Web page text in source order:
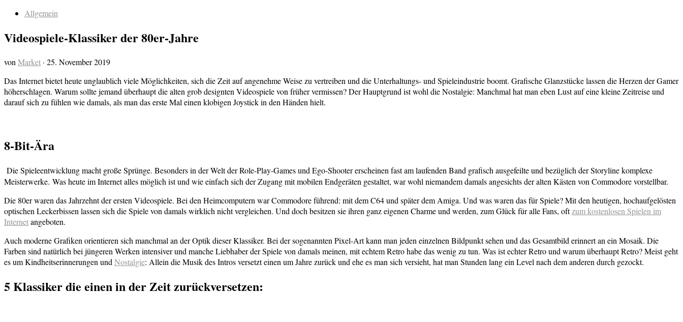
Allgemein
Videospiele-Klassiker der 80er-Jahre
von Market · 25. November 2019
Das Internet bietet heute unglaublich viele Möglichkeiten, sich die Zeit auf angenehme Weise zu vertreiben und die Unterhaltungs- und Spieleindustrie boomt. Grafische Glanzstücke lassen die Herzen der Gamer
höherschlagen. Warum sollte jemand überhaupt die alten grob designten Videospiele von früher vermissen? Der Hauptgrund ist wohl die Nostalgie: Manchmal hat man eben Lust auf eine kleine Zeitreise und
darauf sich zu fühlen wie damals, als man das erste Mal einen klobigen Joystick in den Händen hielt.
8-Bit-Ära
Die Spieleentwicklung macht große Sprünge. Besonders in der Welt der Role-Play-Games und Ego-Shooter erscheinen fast am laufenden Band grafisch ausgefeilte und bezüglich der Storyline komplexe
Meisterwerke. Was heute im Internet alles möglich ist und wie einfach sich der Zugang mit mobilen Endgeräten gestaltet, war wohl niemandem damals angesichts der alten Kästen von Commodore vorstellbar.
Die 80er waren das Jahrzehnt der ersten Videospiele. Bei den Heimcomputern war Commodore führend: mit dem C64 und später dem Amiga. Und was waren das für Spiele? Mit den heutigen, hochaufgelösten
optischen Leckerbissen lassen sich die Spiele von damals wirklich nicht vergleichen. Und doch besitzen sie ihren ganz eigenen Charme und werden, zum Glück für alle Fans, oftzum kostenlosen Spielen im
Internetangeboten.
Auch moderne Grafiken orientieren sich manchmal an der Optik dieser Klassiker. Bei der sogenannten Pixel-Art kann man jeden einzelnen Bildpunkt sehen und das Gesamtbild erinnert an ein Mosaik. Die
Farben sind natürlich bei jüngeren Werken intensiver und manche Liebhaber der Spiele von damals meinen, mit echtem Retro habe das wenig zu tun. Was ist echter Retro und warum überhaupt Retro? Meist geht
es um Kindheitserinnerungen und Nostalgie: Allein die Musik des Intros versetzt einen um Jahre zurück und ehe es man sich versieht, hat man Stunden lang ein Level nach dem anderen durch gezockt.
5 Klassiker die einen in der Zeit zurückversetzen: